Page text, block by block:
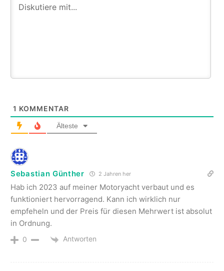
1 KOMMENTAR
Älteste
Sebastian Günther 2 Jahren her
Hab ich 2023 auf meiner Motoryacht verbaut und es
funktioniert hervorragend. Kann ich wirklich nur
empfeheln und der Preis für diesen Mehrwert ist absolut
in Ordnung.
0 Antworten